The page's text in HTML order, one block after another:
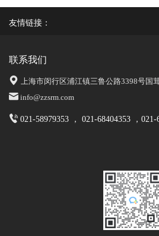
友情链接：
联系我们
上海市闵行区浦江镇三鲁公路3398号国
info@zzsrm.com
021-58979353 ， 021-68404353 ，021-